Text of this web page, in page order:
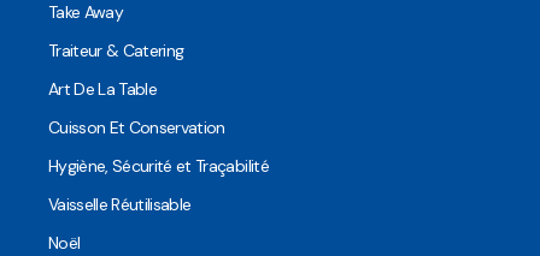
Take Away
Traiteur & Catering
Art De La Table
Cuisson Et Conservation
Hygiène, Sécurité et Traçabilité
Vaisselle Réutilisable
Noël